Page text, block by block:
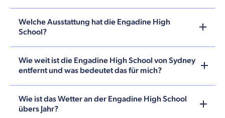
Welche Ausstattung hat die Engadine High
School?
Wie weit ist die Engadine High School von Sydney
entfernt und was bedeutet das für mich?
Wie ist das Wetter an der Engadine High School
übers Jahr?